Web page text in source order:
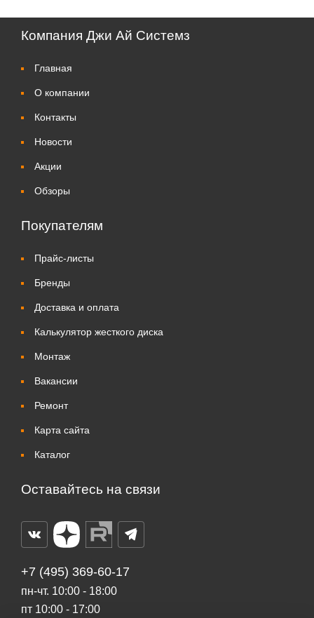
Компания Джи Ай Системз
Главная
О компании
Контакты
Новости
Акции
Обзоры
Покупателям
Прайс-листы
Бренды
Доставка и оплата
Калькулятор жесткого диска
Монтаж
Вакансии
Ремонт
Карта сайта
Каталог
Оставайтесь на связи
+7 (495) 369-60-17
пн-чт. 10:00 - 18:00
пт 10:00 - 17:00